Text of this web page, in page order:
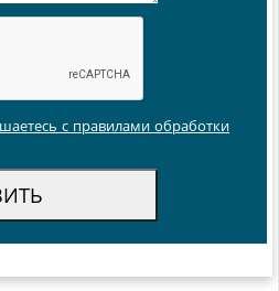
с правилами обработки